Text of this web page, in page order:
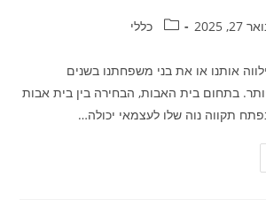
27, 2025 קטגוריה:
כללי
אותנו או את בני משפחתנו בשנים
בתחום בית האבות, הבחירה בין בית אבות
תקווה נוה שלו לעצמאי יכולה…